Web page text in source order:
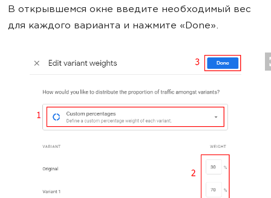
В открывшемся окне введите необходимый вес
для каждого варианта и нажмите «Done».